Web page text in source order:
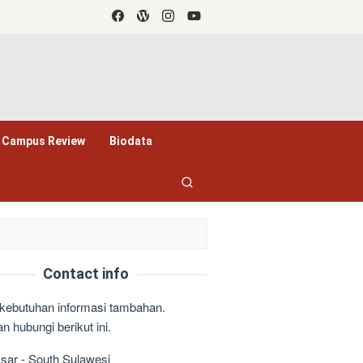
Campus Review Biodata
Contact info
informasi tambahan.
hubungi berikut ini.
- South Sulawesi